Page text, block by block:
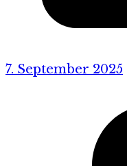
7. September 2025